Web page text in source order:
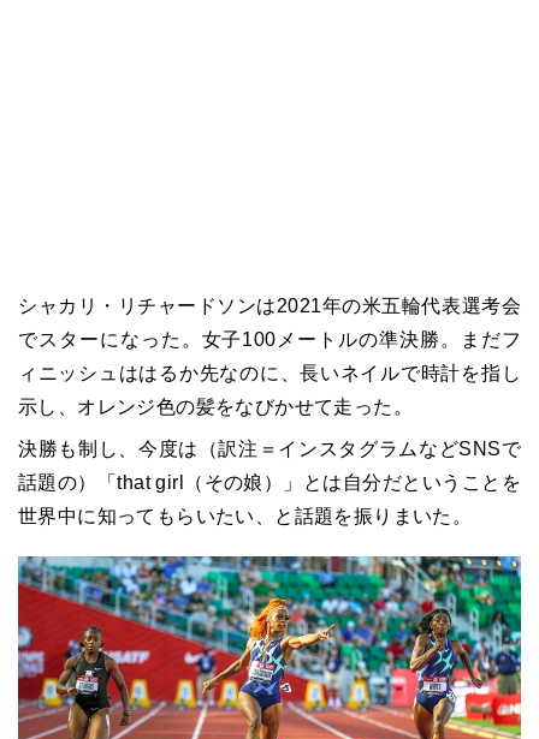
シャカリ・リチャードソンは2021年の米五輪代表選考会
でスターになった。女子100メートルの準決勝。まだフ
ィニッシュははるか先なのに、長いネイルで時計を指し
示し、オレンジ色の髪をなびかせて走った。
決勝も制し、今度は（訳注＝インスタグラムなどSNSで
話題の）「that girl（その娘）」とは自分だということを
世界中に知ってもらいたい、と話題を振りまいた。